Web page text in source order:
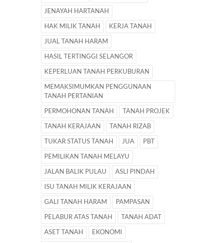
JENAYAH HARTANAH
HAK MILIK TANAH KERJA TANAH
JUAL TANAH HARAM
HASIL TERTINGGI SELANGOR
KEPERLUAN TANAH PERKUBURAN
MEMAKSIMUMKAN PENGGUNAAN
TANAH PERTANIAN
PERMOHONAN TANAH TANAH PROJEK
TANAH KERAJAAN TANAH RIZAB
TUKAR STATUS TANAH JUA PBT
PEMILIKAN TANAH MELAYU
JALAN BALIK PULAU ASLI PINDAH
ISU TANAH MILIK KERAJAAN
GALI TANAH HARAM PAMPASAN
PELABUR ATAS TANAH TANAH ADAT
ASET TANAH EKONOMI